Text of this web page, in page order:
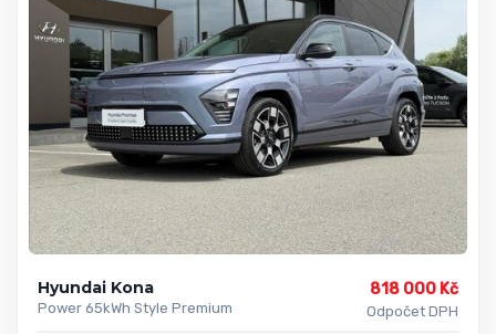
Hyundai Kona
Power 65kWh Style Premium
818 000 Kč
Odpočet DPH